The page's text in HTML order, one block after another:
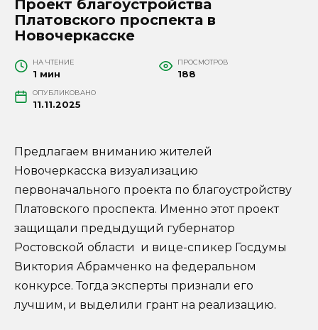
Проект благоустройства
Платовского проспекта в
Новочеркасске
НА ЧТЕНИЕ
1 мин
ПРОСМОТРОВ
188
ОПУБЛИКОВАНО
11.11.2025
Предлагаем вниманию жителей
Новочеркасска визуализацию
первоначального проекта по благоустройству
Платовского проспекта. Именно этот проект
защищали предыдущий губернатор
Ростовской области и вице-спикер Госдумы
Виктория Абрамченко на федеральном
конкурсе. Тогда эксперты признали его
лучшим, и выделили грант на реализацию.